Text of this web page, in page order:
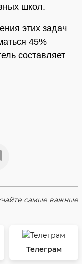
школ.
этих задач
45%
составляет
самые важные
Телеграм